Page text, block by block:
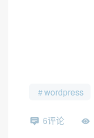
wordpress
6评论